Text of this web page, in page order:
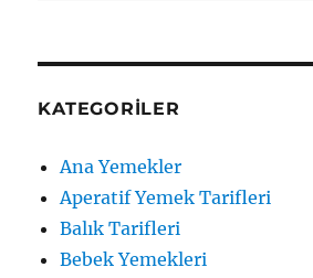
KATEGORILER
Ana Yemekler
Aperatif Yemek Tarifleri
Balık Tarifleri
Bebek Yemekleri